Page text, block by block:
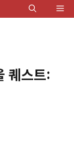
메
퀘스트: